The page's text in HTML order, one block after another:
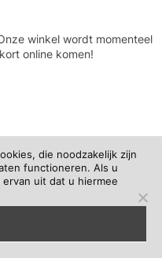
winkel wordt momenteel
online komen!
die noodzakelijk zijn
functioneren. Als u
uit dat u hiermee